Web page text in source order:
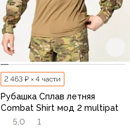
2 463 ₽ × 4 части
Рубашка Сплав летняя
Combat Shirt мод 2 multipat
5,0
1